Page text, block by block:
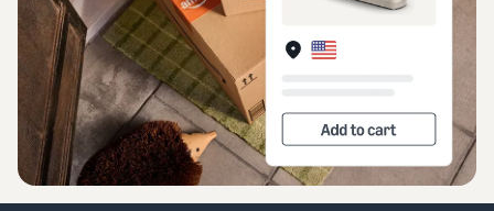
南简
介
在前 90
天内使
用新卖
家指南
的卖家
斩获的
计算商
品的费
用、成
本和收
入
创建品牌旗舰店
创建专门店铺以展示您的品
牌
验证商品
通过 Transparency 服务确
保买家收到正品
销售 B2B
与企业买家建立联系
全球开店
向全球亚马逊买家销售商品
查找应用和服务提供
如何销售新商品
了解如何发布和销售各种分
类的新商品
如何在网上开店
获得创建电子商务店铺的技
巧
登
录
开
始
销
售